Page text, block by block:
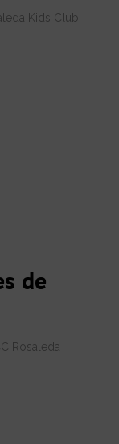
Kids Club
de
Rosaleda